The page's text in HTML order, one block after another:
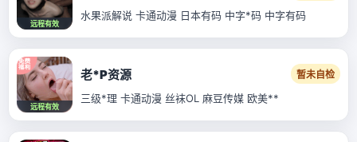
远程有效
水果派解说 卡通动漫 日本有码 中字*码 中字有码
远程有效
老*P资源 暂未自检
三级*理 卡通动漫 丝袜OL 麻豆传媒 欧美**